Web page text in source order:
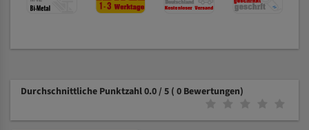
Durchschnittliche Punktzahl 0.0 / 5 ( 0 Bewertungen)